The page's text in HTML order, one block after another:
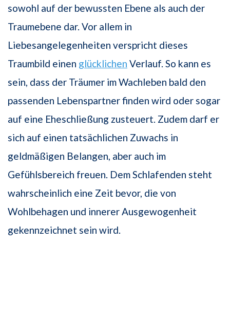
sowohl auf der bewussten Ebene als auch der
Traumebene dar. Vor allem in
Liebesangelegenheiten verspricht dieses
Traumbild einen glücklichen Verlauf. So kann es
sein, dass der Träumer im Wachleben bald den
passenden Lebenspartner finden wird oder sogar
auf eine Eheschließung zusteuert. Zudem darf er
sich auf einen tatsächlichen Zuwachs in
geldmäßigen Belangen, aber auch im
Gefühlsbereich freuen. Dem Schlafenden steht
wahrscheinlich eine Zeit bevor, die von
Wohlbehagen und innerer Ausgewogenheit
gekennzeichnet sein wird.